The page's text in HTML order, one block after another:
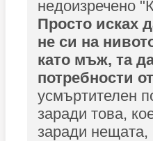
недоизречено
Просто исках
не си на
като мъж, та
потребности от
усмъртителен
заради това,
заради нещата,